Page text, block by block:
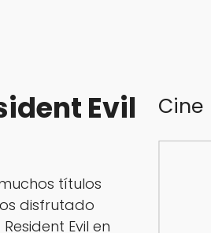
Cine
Evil
títulos
disfrutado
Evil en